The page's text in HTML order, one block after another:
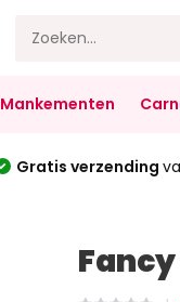
Mankementen
Gratis verzending